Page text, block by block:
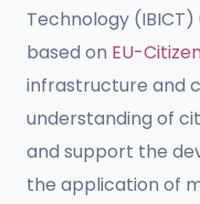
Technology
based on EU-
infrastructure and
understanding of
and support the
the application of